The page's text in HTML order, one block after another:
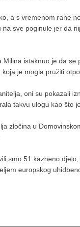
a s vremenom rane
sve poginule jer da
Milina istaknuo je da
je mogla pružiti
oni su pokazali
takvu ulogu kao što
zločina u
smo 51 kazneno
europskog